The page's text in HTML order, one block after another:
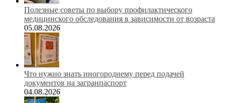
Полезные советы по выбору профилактического
медицинского обследования в зависимости от возраста
05.08.2026
Что нужно знать иногороднему перед подачей
документов на загранпаспорт
04.08.2026